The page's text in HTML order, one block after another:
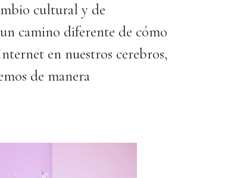
cultural y de
camino diferente de cómo
en nuestros cerebros,
de manera